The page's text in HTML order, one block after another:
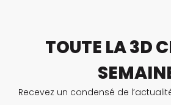
TOUTE LA 3D
Recevez un condensé de